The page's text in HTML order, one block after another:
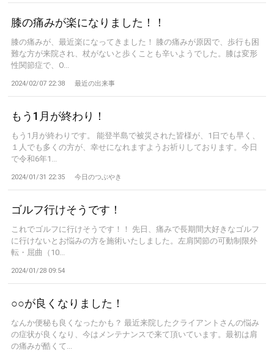
膝の痛みが楽になりました！！
膝の痛みが、最近楽になってきました！ 膝の痛みが原因で、歩行も困
難な方が来院され、杖がないと歩くことも辛いようでした。膝は変形
性関節症で、O...
2024/02/07 22:38 最近の出来事
もう1月が終わり！
もう1月が終わりです。 能登半島で被災された皆様が、1日でも早く、
１人でも多くの方が、幸せになれますようお祈りしております。今日
で令和6年1...
2024/01/31 22:35 今日のつぶやき
ゴルフ行けそうです！
これでゴルフに行けそうです！！ 先日、痛みで長期間大好きなゴルフ
に行けないとお悩みの方を施術いたしました。左肩関節の可動制限外
転・屈曲（10...
2024/01/28 09:54
○○が良くなりました！
なんか便秘も良くなったかも？ 最近来院したクライアントさんの悩み
の症状が良くなり、今はメンテナンスで来て頂いています。最初は肩
の痛みが酷くて...